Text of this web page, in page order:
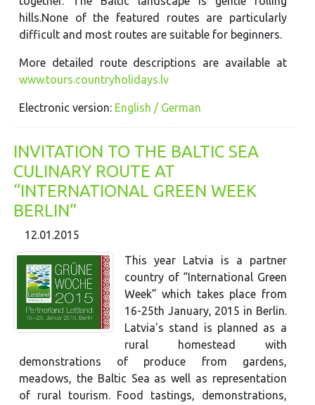
hills.None of the featured routes are particularly
difficult and most routes are suitable for beginners.
More detailed route descriptions are available at
www.tours.countryholidays.lv
Electronic version: English / German
INVITATION TO THE BALTIC SEA
CULINARY ROUTE AT
“INTERNATIONAL GREEN WEEK
BERLIN”
12.01.2015
This year Latvia is a partner
country of “International Green
Week” which takes place from
16-25th January, 2015 in Berlin.
Latvia's stand is planned as a
rural homestead with
demonstrations of produce from gardens,
meadows, the Baltic Sea as well as representation
of rural tourism. Food tastings, demonstrations,